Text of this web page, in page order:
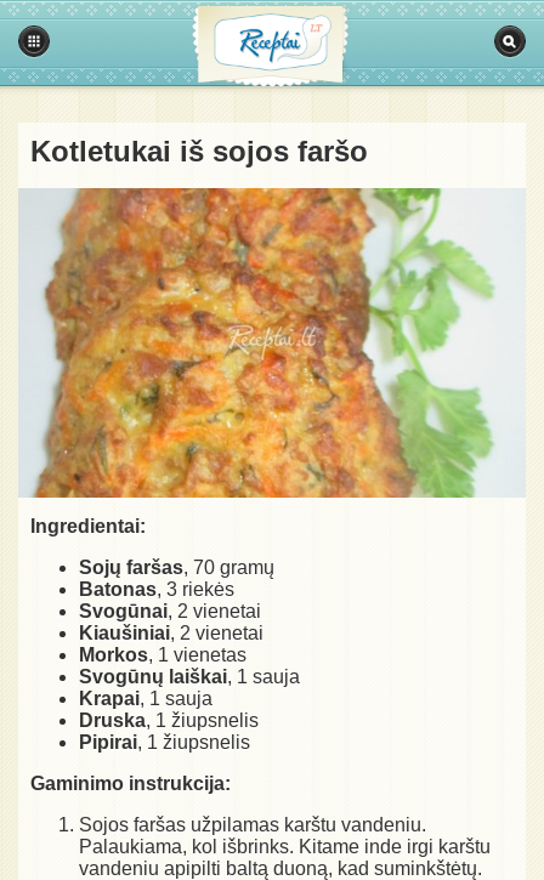
Kotletukai iš sojos faršo
Ingredientai:
Sojų faršas, 70 gramų
Batonas, 3 riekės
Svogūnai, 2 vienetai
Kiaušiniai, 2 vienetai
Morkos, 1 vienetas
Svogūnų laiškai, 1 sauja
Krapai, 1 sauja
Druska, 1 žiupsnelis
Pipirai, 1 žiupsnelis
Gaminimo instrukcija:
Sojos faršas užpilamas karštu vandeniu.
Palaukiama, kol išbrinks. Kitame inde irgi karštu
vandeniu apipilti baltą duoną, kad suminkštėtų.